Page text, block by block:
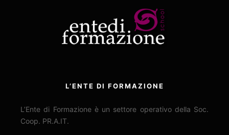
L’ENTE DI FORMAZIONE
L’Ente di Formazione è un settore operativo della Soc.
Coop. PR.A.IT.